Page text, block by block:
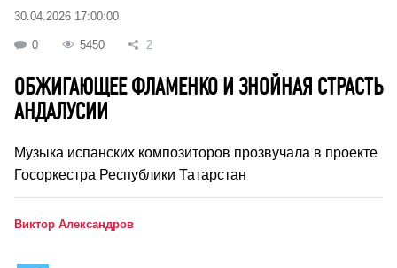
30.04.2026 17:00:00
0 5450 2
ОБЖИГАЮЩЕЕ ФЛАМЕНКО И ЗНОЙНАЯ СТРАСТЬ
АНДАЛУСИИ
Музыка испанских композиторов прозвучала в проекте
Госоркестра Республики Татарстан
Виктор Александров